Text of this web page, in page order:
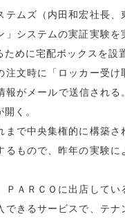
テムズ（内田和宏社長
」システムの実証実験
めに宅配ボックスを設
注文時に「ロッカー受
報がメールで送信され
く。
まで中央集権的に構築
るもので、昨年の実験
ＰＡＲＣＯに出店して
できるサービスで、テ